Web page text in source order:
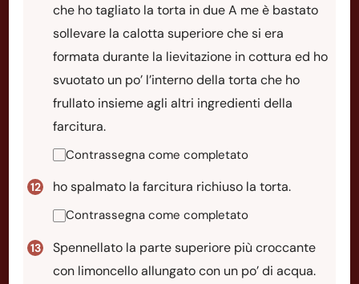
che ho tagliato la torta in due A me è bastato
sollevare la calotta superiore che si era
formata durante la lievitazione in cottura ed ho
svuotato un po’ l’interno della torta che ho
frullato insieme agli altri ingredienti della
farcitura.
Contrassegna come completato
ho spalmato la farcitura richiuso la torta.
Contrassegna come completato
Spennellato la parte superiore più croccante
con limoncello allungato con un po’ di acqua.